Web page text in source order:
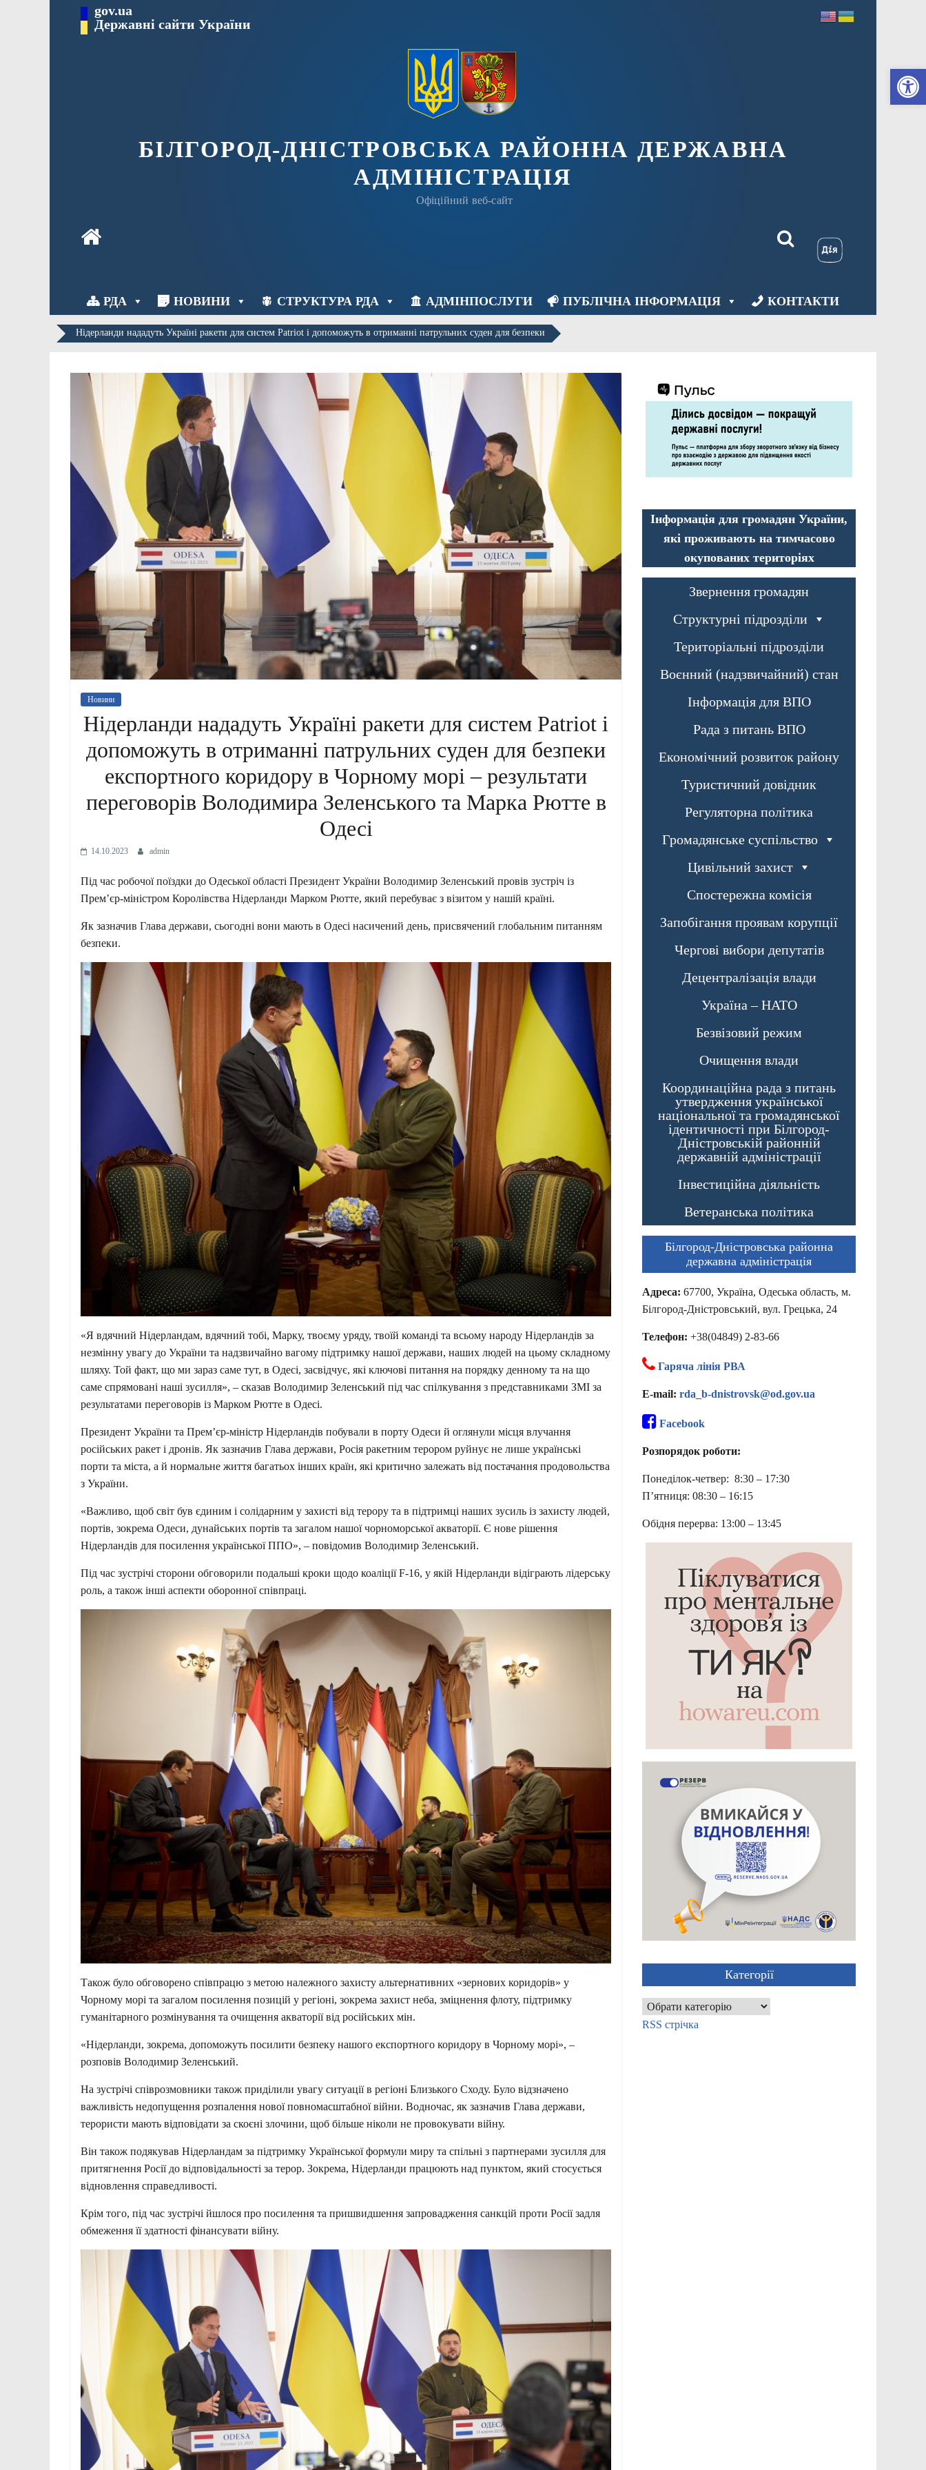
gov.ua
Державні сайти України
БІЛГОРОД-ДНІСТРОВСЬКА РАЙОННА ДЕРЖАВНА
АДМІНІСТРАЦІЯ
Офіційний веб-сайт
РДА НОВИНИ СТРУКТУРА РДА АДМІНПОСЛУГИ ПУБЛІЧНА ІНФОРМАЦІЯ КОНТАКТИ
Нідерланди нададуть Україні ракети для систем Patriot і допоможуть в отриманні патрульних суден для безпеки
Новини
Нідерланди нададуть Україні ракети для систем Patriot і
допоможуть в отриманні патрульних суден для безпеки
експортного коридору в Чорному морі – результати
переговорів Володимира Зеленського та Марка Рютте в
Одесі
14.10.2023 admin
Під час робочої поїздки до Одеської області Президент України Володимир Зеленський провів зустріч із
Прем’єр-міністром Королівства Нідерланди Марком Рютте, який перебуває з візитом у нашій країні.
Як зазначив Глава держави, сьогодні вони мають в Одесі насичений день, присвячений глобальним питанням
безпеки.
«Я вдячний Нідерландам, вдячний тобі, Марку, твоєму уряду, твоїй команді та всьому народу Нідерландів за
незмінну увагу до України та надзвичайно вагому підтримку нашої держави, наших людей на цьому складному
шляху. Той факт, що ми зараз саме тут, в Одесі, засвідчує, які ключові питання на порядку денному та на що
саме спрямовані наші зусилля», – сказав Володимир Зеленський під час спілкування з представниками ЗМІ за
результатами переговорів із Марком Рютте в Одесі.
Президент України та Прем’єр-міністр Нідерландів побували в порту Одеси й оглянули місця влучання
російських ракет і дронів. Як зазначив Глава держави, Росія ракетним терором руйнує не лише українські
порти та міста, а й нормальне життя багатьох інших країн, які критично залежать від постачання продовольства
з України.
«Важливо, щоб світ був єдиним і солідарним у захисті від терору та в підтримці наших зусиль із захисту людей,
портів, зокрема Одеси, дунайських портів та загалом нашої чорноморської акваторії. Є нове рішення
Нідерландів для посилення української ППО», – повідомив Володимир Зеленський.
Під час зустрічі сторони обговорили подальші кроки щодо коаліції F-16, у якій Нідерланди відіграють лідерську
роль, а також інші аспекти оборонної співпраці.
Також було обговорено співпрацю з метою належного захисту альтернативних «зернових коридорів» у
Чорному морі та загалом посилення позицій у регіоні, зокрема захист неба, зміцнення флоту, підтримку
гуманітарного розмінування та очищення акваторії від російських мін.
«Нідерланди, зокрема, допоможуть посилити безпеку нашого експортного коридору в Чорному морі», –
розповів Володимир Зеленський.
На зустрічі співрозмовники також приділили увагу ситуації в регіоні Близького Сходу. Було відзначено
важливість недопущення розпалення нової повномасштабної війни. Водночас, як зазначив Глава держави,
терористи мають відповідати за скоєні злочини, щоб більше ніколи не провокувати війну.
Він також подякував Нідерландам за підтримку Української формули миру та спільні з партнерами зусилля для
притягнення Росії до відповідальності за терор. Зокрема, Нідерланди працюють над пунктом, який стосується
відновлення справедливості.
Крім того, під час зустрічі йшлося про посилення та пришвидшення запровадження санкцій проти Росії задля
обмеження її здатності фінансувати війну.
Інформація для громадян України,
які проживають на тимчасово
окупованих територіях
Звернення громадян
Структурні підрозділи
Територіальні підрозділи
Воєнний (надзвичайний) стан
Інформація для ВПО
Рада з питань ВПО
Економічний розвиток району
Туристичний довідник
Регуляторна політика
Громадянське суспільство
Цивільний захист
Спостережна комісія
Запобігання проявам корупції
Чергові вибори депутатів
Децентралізація влади
Україна – НАТО
Безвізовий режим
Очищення влади
Координаційна рада з питань
утвердження української
національної та громадянської
ідентичності при Білгород-
Дністровській районній
державній адміністрації
Інвестиційна діяльність
Ветеранська політика
Білгород-Дністровська районна
державна адміністрація
Адреса: 67700, Україна, Одеська область, м.
Білгород-Дністровський, вул. Грецька, 24
Телефон: +38(04849) 2-83-66
Гаряча лінія РВА
E-mail: rda_b-dnistrovsk@od.gov.ua
Facebook
Розпорядок роботи:
Понеділок-четвер: 8:30 – 17:30
П’ятниця: 08:30 – 16:15
Обідня перерва: 13:00 – 13:45
Категорії
Категорії
RSS стрічка